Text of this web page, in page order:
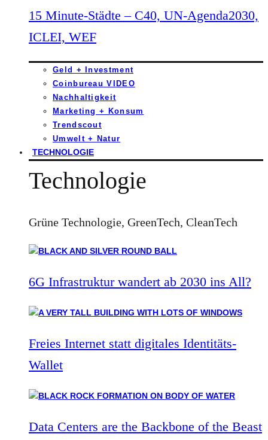
15 Minute-Städte – C40, UN-Agenda2030,
ICLEI, WEF
Geld + Investment
Coinbureau VIDEO
Nachhaltigkeit
Marketing + Konsum
Trendscout
Umwelt + Natur
TECHNOLOGIE
Technologie
Grüne Technologie, GreenTech, CleanTech
6G Infrastruktur wandert ab 2030 ins All?
Freies Internet statt digitales Identitäts-
Wallet
Data Centers are the Backbone of the Beast